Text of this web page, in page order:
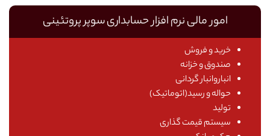
امور مالی نرم افزار حسابداری سوپر پروتئینی
خرید و فروش
صندوق و خزانه
انباروانبار گردانی
حواله و رسید(اتوماتیک)
تولید
سیستم قیمت گذاری